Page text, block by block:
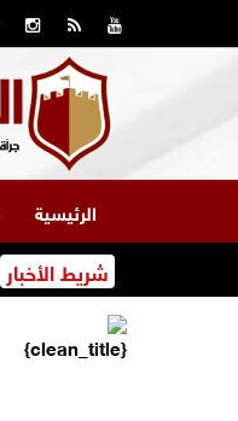
الرئيسية
شريط الأخبار